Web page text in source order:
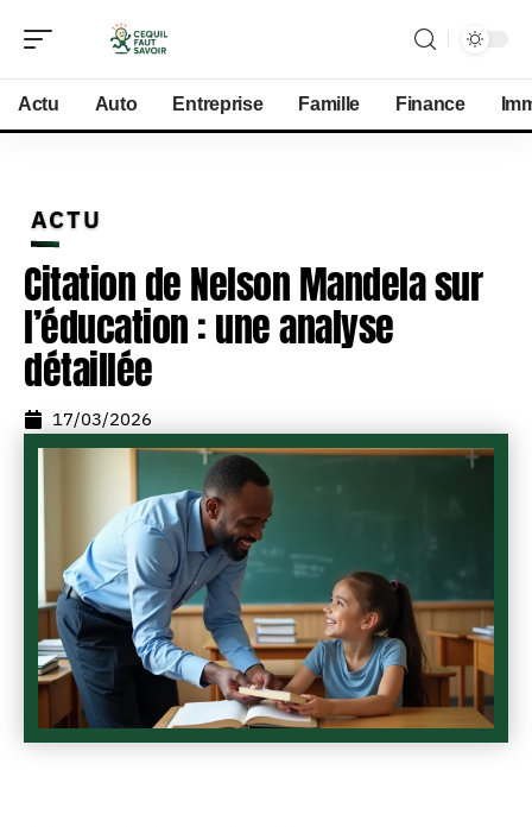
Actu Auto Entreprise Famille Finance
ACTU
Citation de Nelson Mandela sur
l’éducation : une analyse
détaillée
17/03/2026